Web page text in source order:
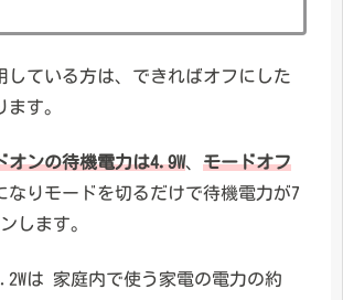
している方は、できればオフにした
す。
オンの待機電力は4.9W、 モードオフ
なりモードを切るだけで待機電力が7
します。
は 家庭内で使う家電の電力の約